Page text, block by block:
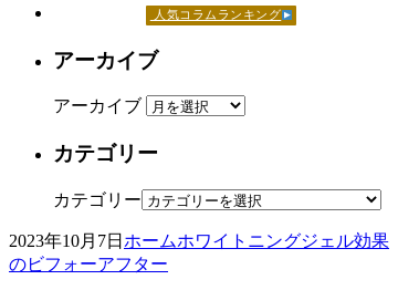
人気コラムランキング
アーカイブ
アーカイブ
カテゴリー
カテゴリー
2023年10月7日 ホームホワイトニングジェル効果
のビフォーアフター